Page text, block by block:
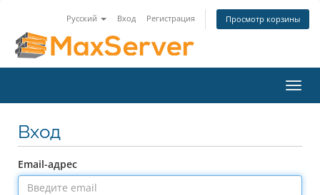
Русский Вход Регистрация Просмотр корзины
Вход
Email-адрес